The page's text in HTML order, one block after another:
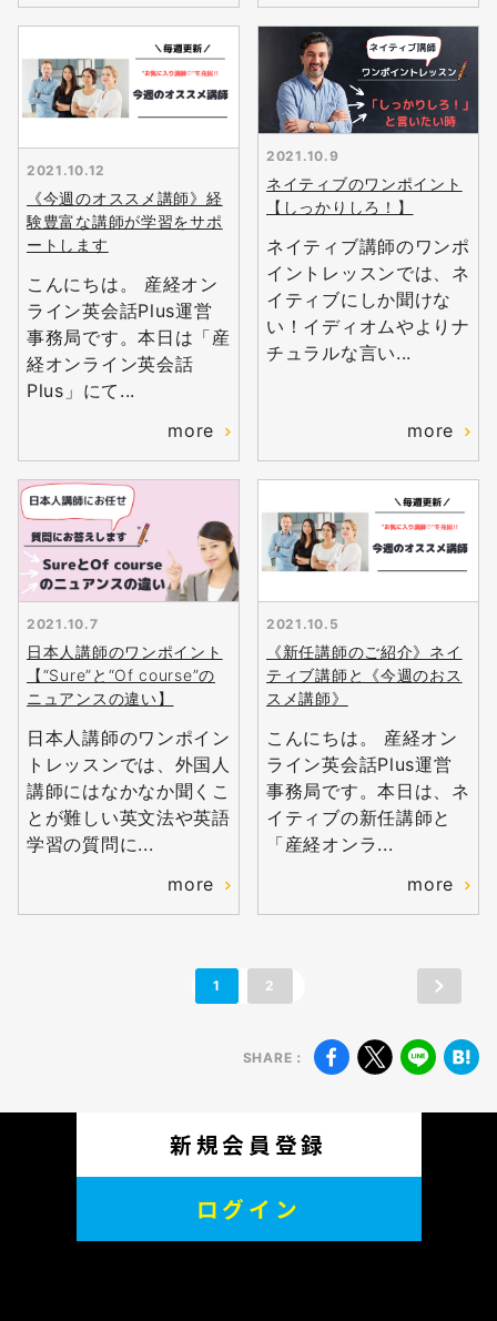
2021.10.12
《今週のオススメ講師》経
験豊富な講師が学習をサポ
ートします
こんにちは。 産経オン
ライン英会話Plus運営
事務局です。本日は「産
経オンライン英会話
Plus」にて...
more
2021.10.9
ネイティブのワンポイント
【しっかりしろ！】
ネイティブ講師のワンポ
イントレッスンでは、ネ
イティブにしか聞けな
い！イディオムやよりナ
チュラルな言い...
more
2021.10.7
日本人講師のワンポイント
【“Sure”と“Of course”の
ニュアンスの違い】
日本人講師のワンポイン
トレッスンでは、外国人
講師にはなかなか聞くこ
とが難しい英文法や英語
学習の質問に...
more
2021.10.5
《新任講師のご紹介》ネイ
ティブ講師と《今週のおス
スメ講師》
こんにちは。 産経オン
ライン英会話Plus運営
事務局です。本日は、ネ
イティブの新任講師と
「産経オンラ...
more
1 2
SHARE：
新規会員登録
ログイン